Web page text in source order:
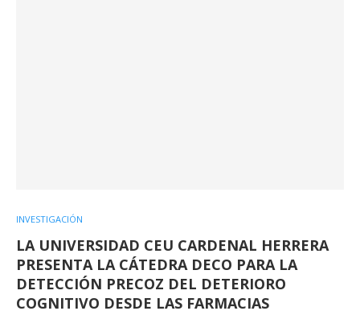
INVESTIGACIÓN
LA UNIVERSIDAD CEU CARDENAL HERRERA
PRESENTA LA CÁTEDRA DECO PARA LA
DETECCIÓN PRECOZ DEL DETERIORO
COGNITIVO DESDE LAS FARMACIAS